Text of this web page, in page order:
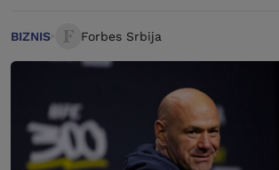
BIZNIS Forbes Srbija